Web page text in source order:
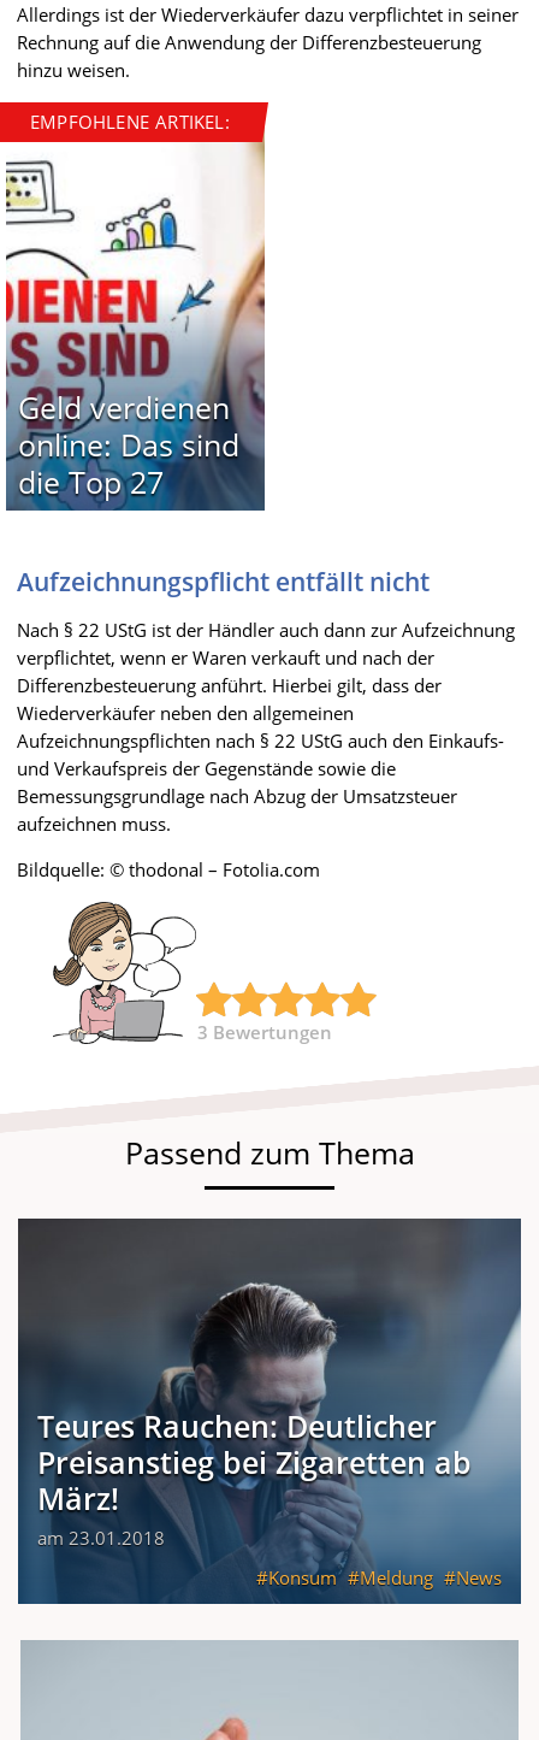
Allerdings ist der Wiederverkäufer dazu verpflichtet in seiner
Rechnung auf die Anwendung der Differenzbesteuerung
hinzu weisen.
EMPFOHLENE ARTIKEL:
Geld verdienen
online: Das sind
die Top 27
Aufzeichnungspflicht entfällt nicht
Nach § 22 UStG ist der Händler auch dann zur Aufzeichnung
verpflichtet, wenn er Waren verkauft und nach der
Differenzbesteuerung anführt. Hierbei gilt, dass der
Wiederverkäufer neben den allgemeinen
Aufzeichnungspflichten nach § 22 UStG auch den Einkaufs-
und Verkaufspreis der Gegenstände sowie die
Bemessungsgrundlage nach Abzug der Umsatzsteuer
aufzeichnen muss.
Bildquelle: © thodonal – Fotolia.com
3 Bewertungen
Passend zum Thema
Teures Rauchen: Deutlicher
Preisanstieg bei Zigaretten ab
März!
am 23.01.2018
Konsum
Meldung News